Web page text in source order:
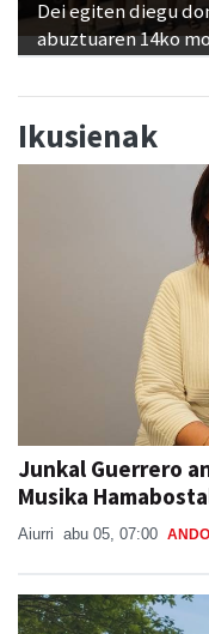
Dei egiten diegu
abuztuaren 14ko
Ikusienak
Junkal Guerrero
Musika
Aiurri abu 05, 07:00